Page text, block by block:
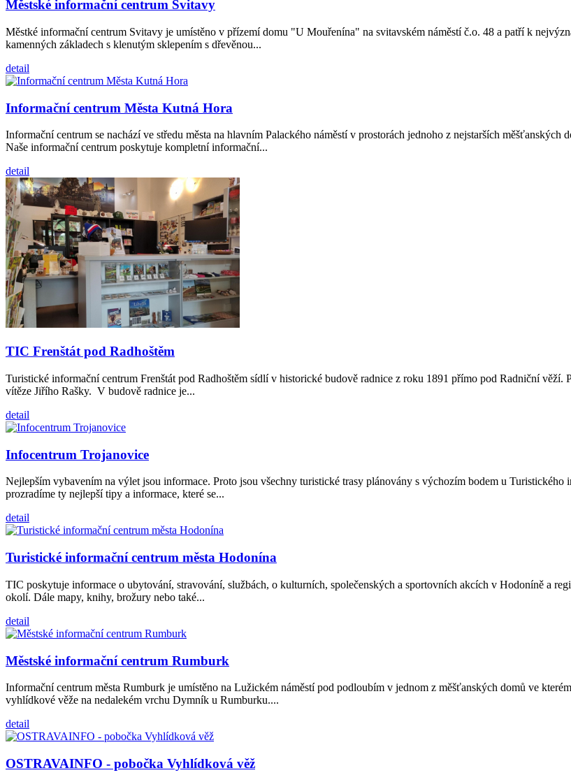
Městské informační centrum Svitavy
Městké informační centrum Svitavy je umístěno v přízemí domu "U Mouřenína" na svitavském náměstí č.o. 48 a patří k
kamenných základech s klenutým sklepením s dřevěnou...
detail
Informační centrum Města Kutná Hora
Informační centrum se nachází ve středu města na hlavním Palackého náměstí v prostorách jednoho z nejstarších
Naše informační centrum poskytuje kompletní informační...
detail
TIC Frenštát pod Radhoštěm
Turistické informační centrum Frenštát pod Radhoštěm sídlí v historické budově radnice z roku 1891 přímo pod Radniční
vítěze Jiřího Rašky. V budově radnice je...
detail
Infocentrum Trojanovice
Nejlepším vybavením na výlet jsou informace. Proto jsou všechny turistické trasy plánovány s výchozím bodem u
prozradíme ty nejlepší tipy a informace, které se...
detail
Turistické informační centrum města Hodonína
TIC poskytuje informace o ubytování, stravování, službách, o kulturních, společenských a sportovních akcích v Hodoníně a
okolí. Dále mapy, knihy, brožury nebo také...
detail
Městské informační centrum Rumburk
Informační centrum města Rumburk je umístěno na Lužickém náměstí pod podloubím v jednom z měšťanských domů ve
vyhlídkové věže na nedalekém vrchu Dymník u Rumburku....
detail
OSTRAVAINFO - pobočka Vyhlídková věž